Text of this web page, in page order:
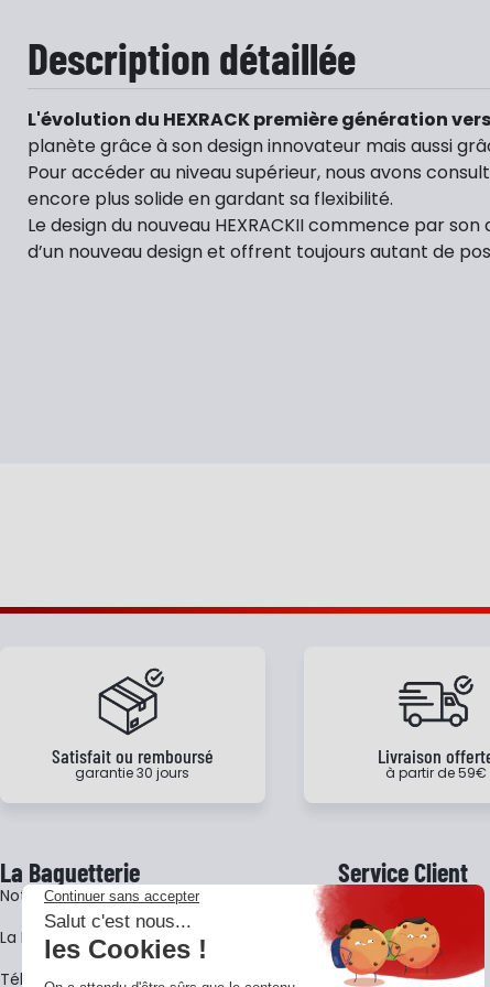
Description détaillée
L'évolution du HEXRACK première génération
planète grâce à son design innovateur mais aussi
Pour accéder au niveau supérieur, nous avons
encore plus solide en gardant sa flexibilité.
Le design du nouveau HEXRACKII commence par
d’un nouveau design et offrent toujours autant de
Satisfait ou remboursé
garantie 30 jours
Livraison
à partir de 59€
La Baguetterie
Notre histoire
La BagShow
​Télécharger le catalogue
Service Client
Garantie 3 ans
CGV